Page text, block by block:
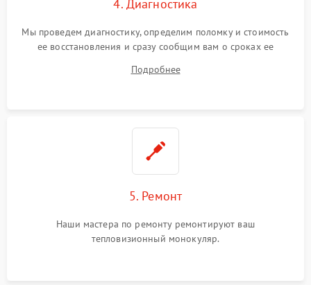
4. Диагностика
Мы проведем диагностику, определим поломку и стоимость
ее восстановления и сразу сообщим вам о сроках ее
Подробнее
5. Ремонт
Наши мастера по ремонту ремонтируют ваш
тепловизионный монокуляр.